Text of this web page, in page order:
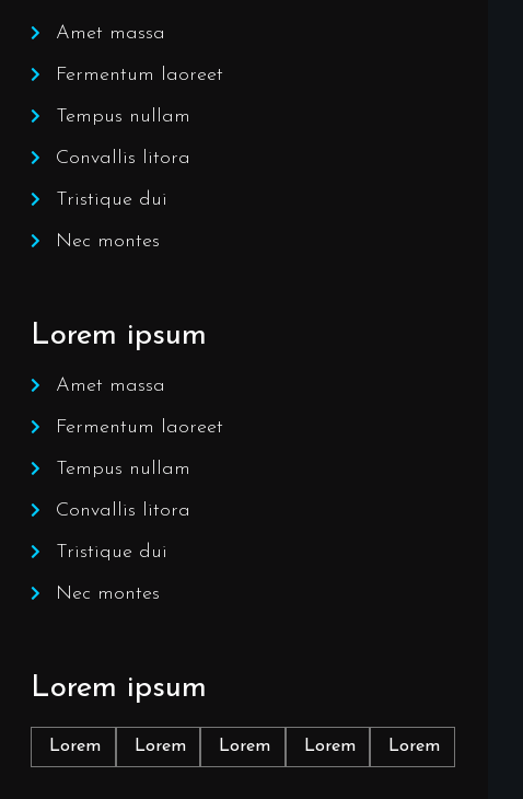
Amet massa
Fermentum laoreet
Tempus nullam
Convallis litora
Tristique dui
Nec montes
Lorem ipsum
Amet massa
Fermentum laoreet
Tempus nullam
Convallis litora
Tristique dui
Nec montes
Lorem ipsum
Lorem Lorem Lorem Lorem Lorem